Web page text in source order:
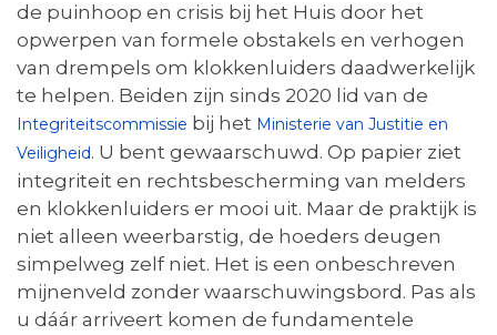
de puinhoop en crisis bij het Huis door het
opwerpen van formele obstakels en verhogen
van drempels om klokkenluiders daadwerkelijk
te helpen. Beiden zijn sinds 2020 lid van de
Integriteitscommissie bij het Ministerie van Justitie en
Veiligheid. U bent gewaarschuwd. Op papier ziet
integriteit en rechtsbescherming van melders
en klokkenluiders er mooi uit. Maar de praktijk is
niet alleen weerbarstig, de hoeders deugen
simpelweg zelf niet. Het is een onbeschreven
mijnenveld zonder waarschuwingsbord. Pas als
u dáár arriveert komen de fundamentele